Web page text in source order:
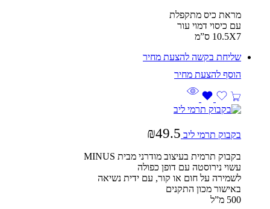
מראת כיס מתקפלת
עם כיסוי דמוי עור
10.5X7 ס”מ
שליחת בקשה להצעת מחיר
בקבוק תרמי ליב ₪49.5
בקבוק תרמית בעיצוב מודרני מבית MINUS
עשוי נירוסטה עם דופן כפולה
לשמירה על חום או קור, עם ידית נשיאה
באישור מכון התקנים
500 מ”ל